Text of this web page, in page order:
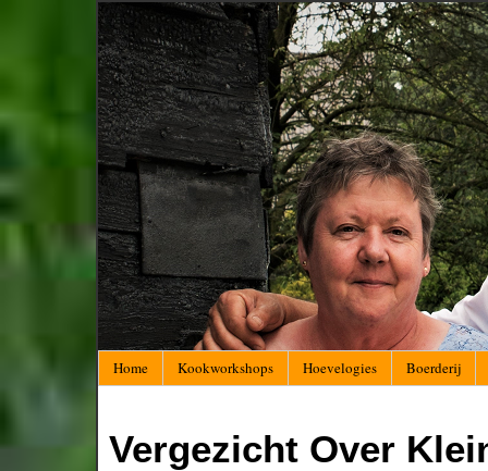
Home Kookworkshops Hoevelogies Boerderij
Vergezicht Over